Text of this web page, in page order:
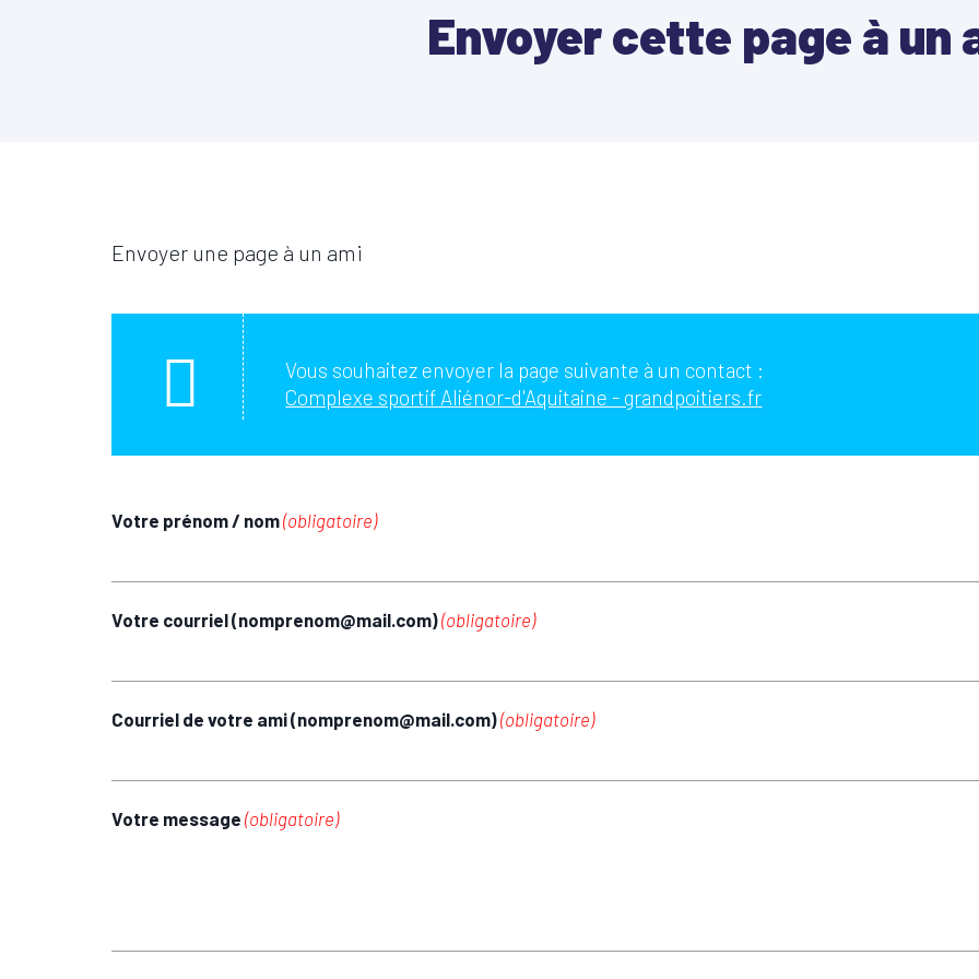
Envoyer cette page à un
Envoyer une page à un ami
Vous souhaitez envoyer la page suivante à un contact :
Complexe sportif Aliénor-d'Aquitaine - grandpoitiers.fr
Votre prénom / nom(obligatoire)
Votre courriel (nomprenom@mail.com)(obligatoire)
Courriel de votre ami (nomprenom@mail.com)(obligatoire)
Votre message (obligatoire)